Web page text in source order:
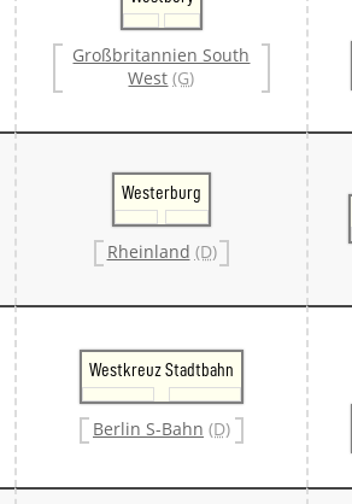
Großbritannien South
West (G)
Westerburg
Rheinland (D)
Westkreuz Stadtbahn
Berlin S-Bahn (D)